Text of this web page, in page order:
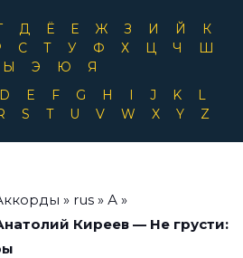
Д Ё Е Ж З И Й
К
С Т У Ф Х Ц Ч
Ш
Ы Э Ю
Я
D E F G H I J K
L
S T U V W X Y Z
» rus » А »
Киреев — Не грусти: